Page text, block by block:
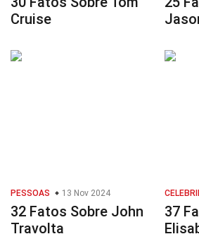
Cruise
PESSOAS 13 Nov 2024
32 Fatos Sobre John
Travolta
37